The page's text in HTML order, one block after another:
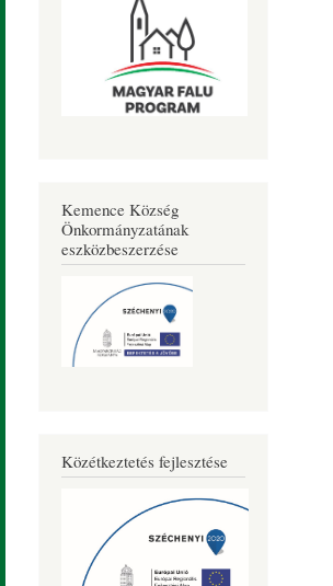
Kemence Község
Önkormányzatának
eszközbeszerzése
Közétkeztetés fejlesztése